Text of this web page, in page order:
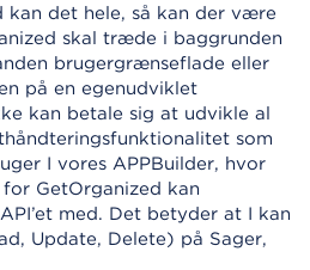
kan det hele, så kan der være
skal træde i baggrunden
brugergrænseflade eller
på en egenudviklet
kan betale sig at udvikle al
som
I vores APPBuilder, hvor
GetOrganized kan
med. Det betyder at I kan
Update, Delete) på Sager,